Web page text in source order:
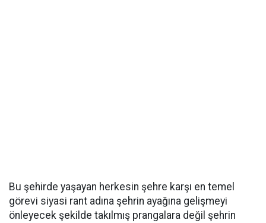
Bu şehirde yaşayan herkesin şehre karşı en temel
görevi siyasi rant adına şehrin ayağına gelişmeyi
önleyecek şekilde takılmış prangalara değil şehrin